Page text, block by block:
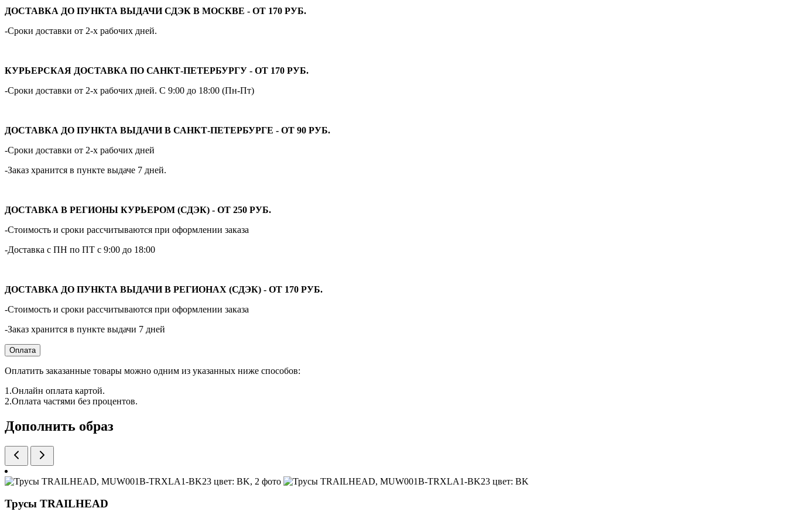
ДОСТАВКА ДО ПУНКТА ВЫДАЧИ СДЭК В МОСКВЕ - ОТ 170 РУБ.
-Сроки доставки от 2-х рабочих дней.
КУРЬЕРСКАЯ ДОСТАВКА ПО САНКТ-ПЕТЕРБУРГУ - ОТ 170 РУБ.
-Сроки доставки от 2-х рабочих дней. С 9:00 до 18:00 (Пн-Пт)
ДОСТАВКА ДО ПУНКТА ВЫДАЧИ В САНКТ-ПЕТЕРБУРГЕ - ОТ 90 РУБ.
-Сроки доставки от 2-х рабочих дней
-Заказ хранится в пункте выдаче 7 дней.
ДОСТАВКА В РЕГИОНЫ КУРЬЕРОМ (СДЭК) - ОТ 250 РУБ.
-Стоимость и сроки рассчитываются при оформлении заказа
-Доставка с ПН по ПТ с 9:00 до 18:00
ДОСТАВКА ДО ПУНКТА ВЫДАЧИ В РЕГИОНАХ (СДЭК) - ОТ 170 РУБ.
-Стоимость и сроки рассчитываются при оформлении заказа
-Заказ хранится в пункте выдачи 7 дней
Оплата
Оплатить заказанные товары можно одним из указанных ниже способов:
1.Онлайн оплата картой.
2.Оплата частями без процентов.
Дополнить образ
Трусы TRAILHEAD